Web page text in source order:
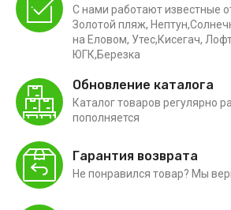
С нами работают известные
Золотой пляж,
на Еловом, Утес,Кисегач,
ЮГК,Березка
Обновление каталога
Каталог товаров регулярно
пополняется
Гарантия возврата
Не понравился товар? Мы